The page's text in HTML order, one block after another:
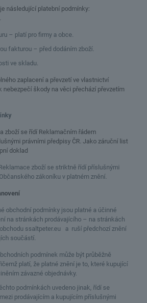
následující platební podmínky:
– platí pro firmy a obce.
fakturou – před dodáním zboží.
ve skladu.
zaplacení a převzetí ve vlastnictví
nebezpečí škody na věci přechází převzetím
zboží se řídí Reklamačním řádem
právními předpisy ČR. Jako záruční list
doklad
zboží se striktně řídí příslušnými
zákoníku v platném znění.
obchodní podmínky jsou platné a účinné
na stránkách prodávajícího – na stránkách
ssaltpeter.eu a ruší předchozí znění
součástí.
podmínek může být průběžně
platí, že platné znění je to, které kupující
závazné objednávky.
podmínkách uvedeno jinak, řídí se
prodávajícím a kupujícím příslušnými